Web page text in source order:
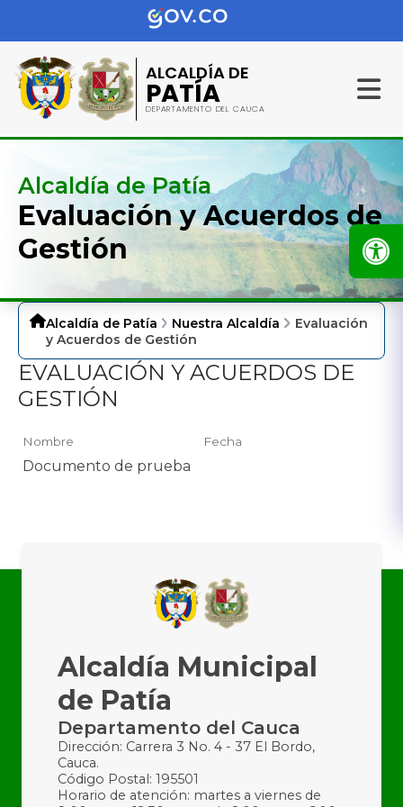
ALCALDÍA DE
PATÍA
DEPARTAMENTO DEL CAUCA
Alcaldía de Patía
Evaluación y Acuerdos de
Gestión
Alcaldía de Patía Nuestra Alcaldía
Evaluación
y Acuerdos de Gestión
EVALUACIÓN Y ACUERDOS DE
GESTIÓN
Nombre Fecha
Documento de prueba
Alcaldía Municipal
de Patía
Departamento del Cauca
Dirección: Carrera 3 No. 4 - 37 El Bordo,
Cauca.
Código Postal: 195501
Horario de atención: martes a viernes de